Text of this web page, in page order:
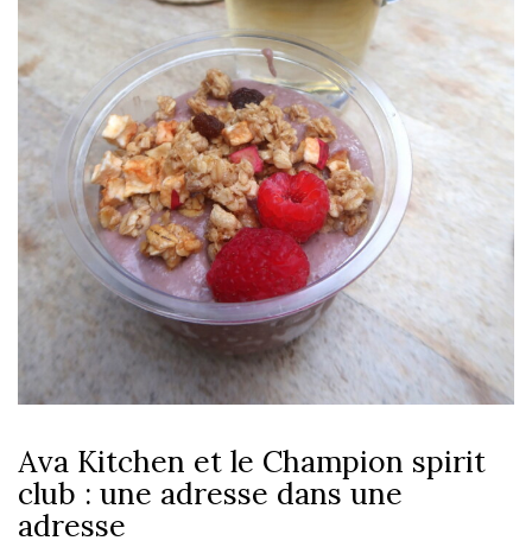
Ava Kitchen et le Champion spirit
club : une adresse dans une
adresse